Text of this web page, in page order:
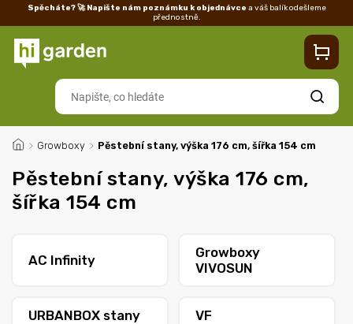
Spěcháte? 🚀 Napište nám poznámku k objednávce a váš balík odešleme
přednostně.
Vrácení/reklamace
Hledat
/ Growboxy / Pěstební stany, výška 176 cm, šířka 154 cm
Pěstební stany, výška 176 cm,
šířka 154 cm
AC Infinity
Growboxy
VIVOSUN
URBANBOX stany VF